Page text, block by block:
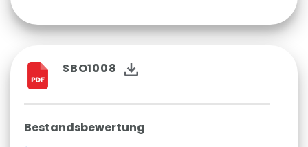
SBO1008
Bestandsbewertung